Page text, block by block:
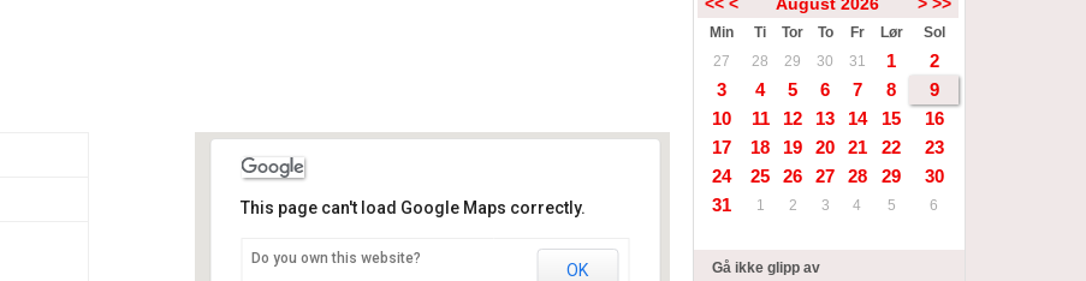
This page can't load Google Maps correctly.
Do you own this website?
OK
Min Ti Tor To Fr Lør
Sol
27
28 29 30 31 1
2
3
4 5 6 7 8
9
10
11 12 13 14 15
16
17
18 19 20 21 22
23
24
25 26 27 28 29
30
31
1 2 3 4 5 6
Gå ikke glipp av